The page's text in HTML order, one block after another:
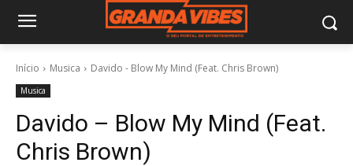
Início Musica Davido - Blow My Mind (Feat. Chris Brown)
Musica
Davido – Blow My Mind (Feat.
Chris Brown)